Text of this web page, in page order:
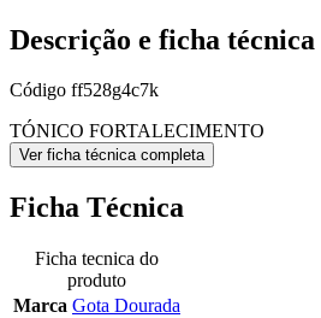
Descrição e ficha técnica
Código ff528g4c7k
TÓNICO FORTALECIMENTO
Ver ficha técnica completa
Ficha Técnica
Ficha tecnica do
produto
Marca Gota Dourada